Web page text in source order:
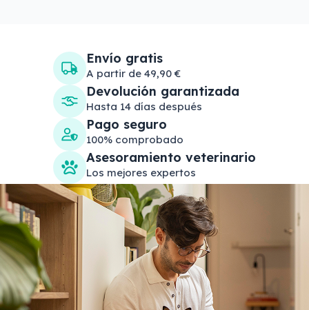
Envío gratis
A partir de 49,90 €
Devolución garantizada
Hasta 14 días después
Pago seguro
100% comprobado
Asesoramiento veterinario
Los mejores expertos